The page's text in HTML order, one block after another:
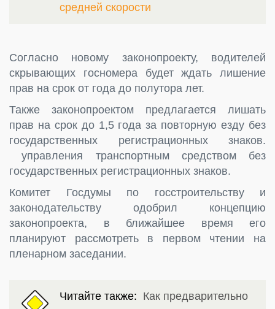
средней скорости
Согласно новому законопроекту, водителей
скрывающих госномера будет ждать лишение
прав на срок от года до полутора лет.
Также законопроектом предлагается лишать
прав на срок до 1,5 года за повторную езду без
государственных регистрационных знаков.
управления транспортным средством без
государственных регистрационных знаков.
Комитет Госдумы по госстроительству и
законодательству одобрил концепцию
законопроекта, в ближайшее время его
планируют рассмотреть в первом чтении на
пленарном заседании.
Читайте также: Как предварительно